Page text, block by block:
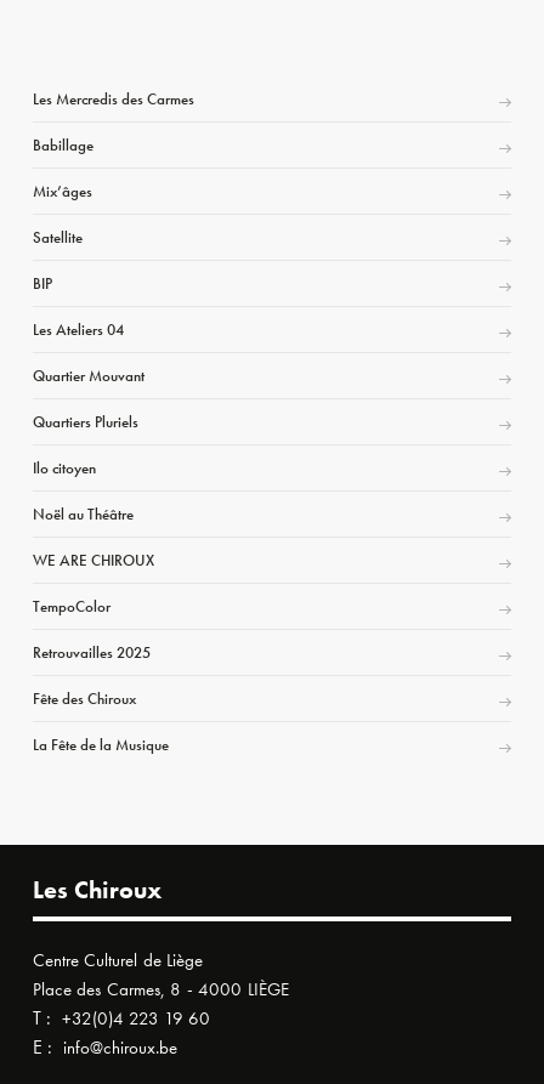
Les Mercredis des Carmes
Babillage
Mix’âges
Satellite
BIP
Les Ateliers 04
Quartier Mouvant
Quartiers Pluriels
Ilo citoyen
Noël au Théâtre
WE ARE CHIROUX
TempoColor
Retrouvailles 2025
Fête des Chiroux
La Fête de la Musique
Les Chiroux
Centre Culturel de Liège
Place des Carmes, 8 - 4000 LIÈGE
T : +32(0)4 223 19 60
E : info@chiroux.be